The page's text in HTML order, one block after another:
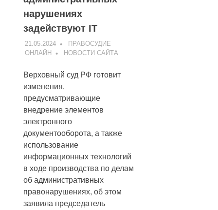
нарушениях
задействуют IT
21.05.2024
ПРАВОСУДИЕ
ОНЛАЙН
НОВОСТИ САЙТА
Верховный суд РФ готовит
изменения,
предусматривающие
внедрение элементов
электронного
документооборота, а также
использование
информационных технологий
в ходе производства по делам
об административных
правонарушениях, об этом
заявила председатель